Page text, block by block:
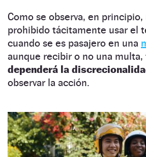
Como se observa, en principio,
prohibido tácitamente usar el
cuando se es pasajero en una
aunque recibir o no una
dependerá la
observar la acción.